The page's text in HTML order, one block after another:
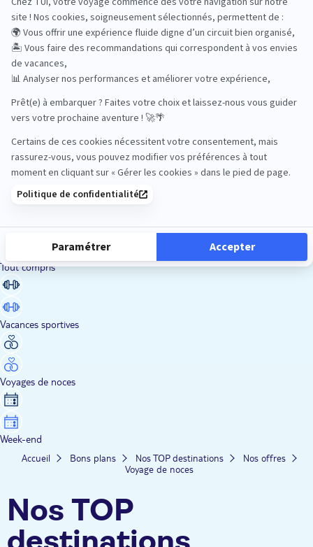
Road Trips
Sénior
Tout compris
Vacances sportives
Voyages de noces
Week-end
Accueil Bons plans Nos TOP destinations
Nos offres
Voyage de noces
Nos TOP